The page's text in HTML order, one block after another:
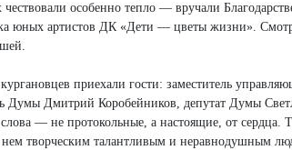
чествовали особенно тепло — вручали
юных артистов ДК «Дети — цветы жизни».
приехали гости: заместитель
Думы Дмитрий Коробейников, депутат Думы
— не протокольные, а настоящие, от
творческим талантливым и неравнодушным